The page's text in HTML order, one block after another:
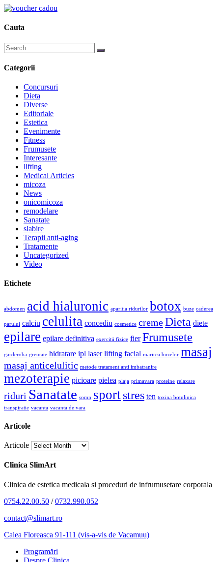
Cauta
Categorii
Concursuri
Dieta
Diverse
Editoriale
Estetica
Evenimente
Fitness
Frumusete
Interesante
lifting
Medical Articles
micoza
News
onicomicoza
remodelare
Sanatate
slabire
Terapii anti-aging
Tratamente
Uncategorized
Video
Etichete
abdomen acid hialuronic aparitia ridurilor botox buze caderea
parului calciu celulita concediu cosmetice cremeDieta diete
epilare epilare definitiva exercitii fizice fier Frumusete
garderoba greutate hidratare ipl laser lifting facial marirea buzelor masaj
masaj anticelulitic metode tratament anti imbatranire
mezoterapie picioare pielea plaja primavara proteine relaxare
riduri Sanatate somn sportstres ten toxina botulinica
transpiratie vacanta vacanta de vara
Articole
Articole
Clinica SlimArt
Clinica de estetica medicala si proceduri de infrumusetare corporala
0754.22.00.50 /0732.990.052
contact@slimart.ro
Calea Floreasca 91-111 (vis-a-vis de Vacamuu)
Programări
Despre Clinica